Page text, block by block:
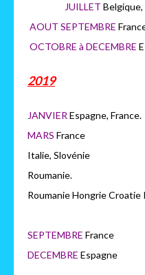
JUILLET
AOUT SEPTEMBRE
OCTOBRE à DECEMBRE
2019
JANVIER
MARS
Italie,
Roumanie
SEPTEMBRE
DECEMBRE Espagne